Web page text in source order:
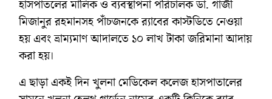
হাসপাতলের মালিক ও ব্যবস্থাপনা পরিচালক ডা. গাজী
মিজানুর রহমানসহ পাঁচজনকে র‌্যাবের কাস্টডিতে নেওয়া
হয় এবং ভ্রাম্যমাণ আদালতে ১০ লাখ টাকা জরিমানা আদায়
করা হয়।
এ ছাড়া একই দিন খুলনা মেডিকেল কলেজ হাসপাতালের